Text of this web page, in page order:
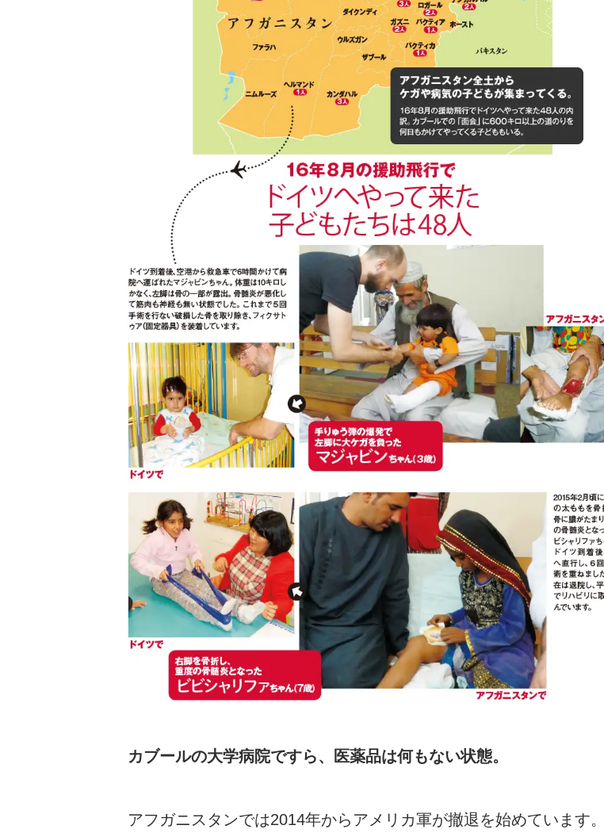
カブールの大学病院ですら、医薬品は何もない状態。
アフガニスタンでは2014年からアメリカ軍が撤退を始めています。